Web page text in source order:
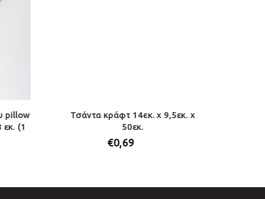
pillow
(1
Τσάντα κράφτ 14εκ. x 9,5εκ. x
50εκ.
€0,69